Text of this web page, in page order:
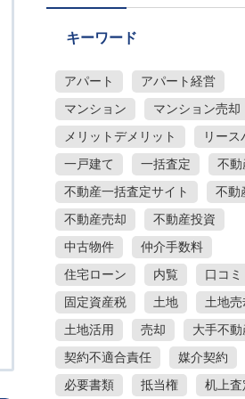
キーワード
アパート
アパート経営
マンション
マンション売却
メリットデメリット
リース
一戸建て
一括査定
不動
不動産一括査定サイト
不動
不動産売却
不動産投資
中古物件
仲介手数料
住宅ローン
内覧
口コミ
固定資産税
土地
土地売
土地活用
売却
大手不
契約不適合責任
媒介契約
必要書類
抵当権 机上査